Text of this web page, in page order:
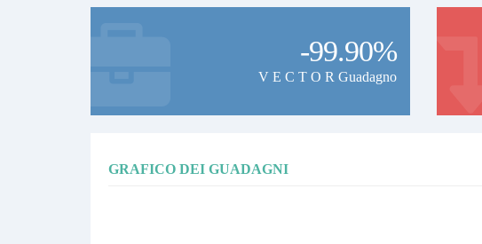
-99.90%
V E C T O R Guadagno
GRAFICO DEI GUADAGNI